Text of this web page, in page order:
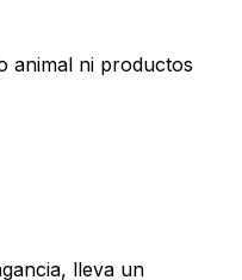
animal ni productos
lleva un